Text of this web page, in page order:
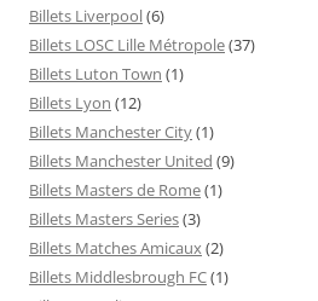
Billets Liverpool(6)
Billets LOSC Lille Métropole(37)
Billets Luton Town (1)
Billets Lyon (12)
Billets Manchester City(1)
Billets Manchester United (9)
Billets Masters de Rome(1)
Billets Masters Series(3)
Billets Matches Amicaux(2)
Billets Middlesbrough FC(1)